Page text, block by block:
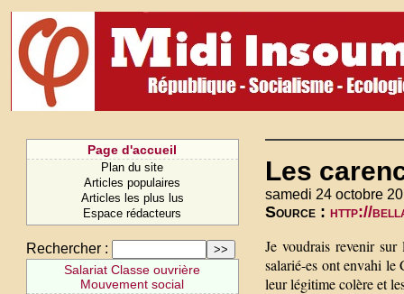
Page d'accueil
Plan du site
Articles populaires
Articles les plus lus
Espace rédacteurs
Rechercher :
Salariat Classe ouvrière
Mouvement social
Les
samedi 24 octobre
Source : http://
Je voudrais revenir
salarié-es ont envahi
leur légitime colère et